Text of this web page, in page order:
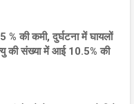
की कमी, दुर्घटना में घायलों
की संख्या में आई 10.5% की